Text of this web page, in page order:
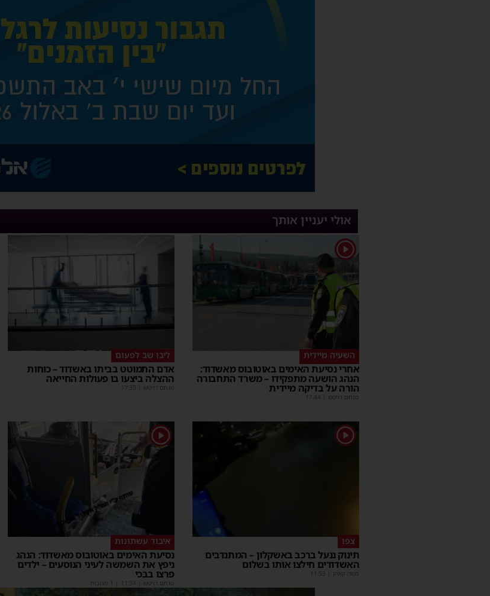
אולי יעניין אותך
1
השעיה מיידית
אחרי נסיעת האימים באוטובוס מאשדוד:
הנהג הושעה מתפקידו – משרד התחבורה
הורה על בדיקה מיידית
מנחם דויטש 17:44
ליבו שב לפעום
אדם התמוטט בביתו באשדוד – כוחות
ההצלה ביצעו בו פעולות החייאה
מנחם דויטש 17:35
1
צפו
תינוק ננעל ברכב באשקלון – המתנדבים
האשדודים חילצו אותו בשלום
משה קאהן 11:53
1
איבוד עשתונות
נסיעת האימים באוטובוס מאשדוד: הנהג
ניפץ את השמשה לעיני הנוסעים – ילדים
פרצו בבכי
מנחם דויטש 11:34